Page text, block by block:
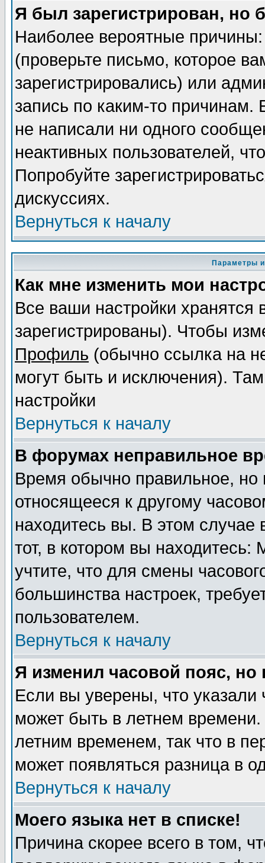
Я был зарегистрирован, но
Наиболее вероятные
(проверьте письмо, которое
зарегистрировались) или
запись по каким-то
не написали ни одного
неактивных пользователей,
Попробуйте
дискуссиях.
Вернуться к началу
Параметры
Как мне изменить мои
Все ваши настройки
зарегистрированы). Чтобы
Профиль (обычно ссылка на
могут быть и исключения).
настройки
Вернуться к началу
В форумах неправильное
Время обычно правильное,
относящееся к другому
находитесь вы. В этом
тот, в котором вы
учтите, что для смены
большинства настроек,
пользователем.
Вернуться к началу
Я изменил часовой пояс,
Если вы уверены, что указали
может быть в летнем
летним временем, так что в
может появляться разница в
Вернуться к началу
Моего языка нет в списке!
Причина скорее всего в том,